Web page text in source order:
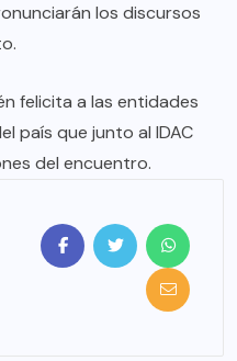
los discursos
felicita a las entidades
país que junto al IDAC
del encuentro.